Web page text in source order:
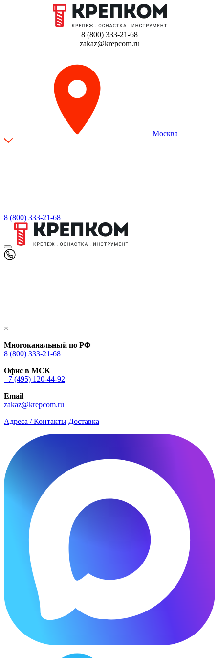
8 (800) 333-21-68
zakaz@krepcom.ru
Москва
8 (800) 333-21-68
×
Многоканальный по РФ
8 (800) 333‑21-68
Офис в МСК
+7 (495) 120-44-92
Email
zakaz@krepcom.ru
Адреса / Контакты Доставка